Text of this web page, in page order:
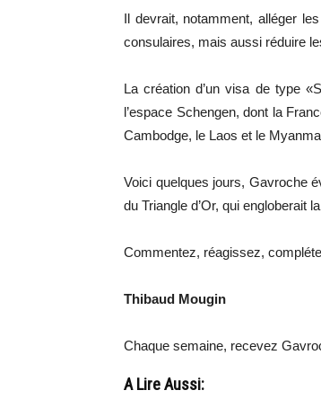
Il devrait, notamment, alléger
consulaires, mais aussi réduire
La création d’un visa de type
l’espace Schengen, dont la
Cambodge, le Laos et le
Voici quelques jours, Gavroche
du Triangle d’Or, qui engloberait
Commentez, réagissez,
Thibaud Mougin
Chaque semaine, recevez
A Lire Aussi: